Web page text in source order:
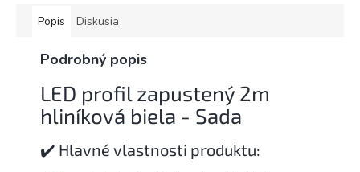
Popis Diskusia
Podrobný popis
LED profil zapustený 2m
hliníková biela - Sada
✔️ Hlavné vlastnosti produktu: